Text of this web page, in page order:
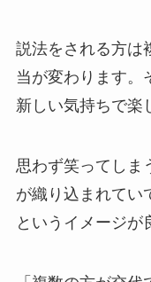
説法をされる方は
当が変わります。
新しい気持ちで楽
思わず笑ってしま
が織り込まれてい
というイメージが